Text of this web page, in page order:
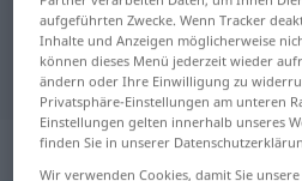
"Niedergang"
Übersetzung
„Niedergang“:
aufgeführten Zwecke. Wenn Tracker
Inhalte und Anzeigen möglicherweise
können dieses Menü jederzeit wieder
ändern oder Ihre Einwilligung zu
Privatsphäre-Einstellungen am unteren
Einstellungen gelten innerhalb unseres
finden Sie in unserer
Wir verwenden Cookies, damit Sie